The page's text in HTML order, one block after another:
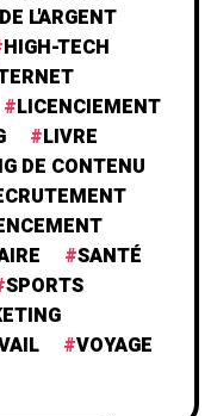
L'ARGENT
HIGH-TECH
LICENCIEMENT
LIVRE
DE CONTENU
SANTÉ
SPORTS
VOYAGE